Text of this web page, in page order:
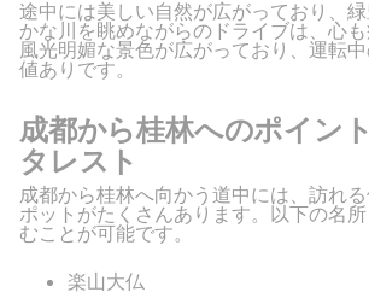
途中には美しい自然が広がっており、
かな川を眺めながらのドライブは、心も
風光明媚な景色が広がっており、運転
値ありです。
成都から桂林へのポイン
タレスト
成都から桂林へ向かう道中には、訪れ
ポットがたくさんあります。以下の名
むことが可能です。
楽山大仏